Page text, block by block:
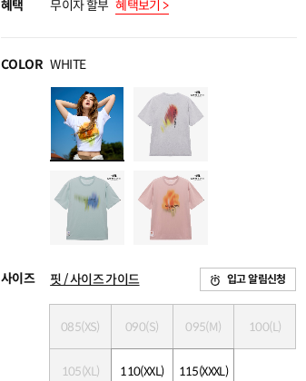
혜택 무이자 할부 혜택보기 >
COLOR WHITE
사이즈 핏 / 사이즈 가이드 입고 알림신청
085(XS) 090(S) 095(M) 100(L)
105(XL) 110(XXL) 115(XXXL)